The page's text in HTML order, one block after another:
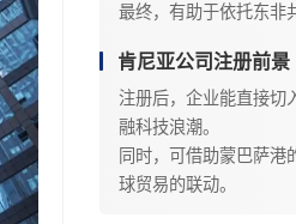
最终，有助于依托东非
肯尼亚公司注册前景
注册后，企业能直接切
融科技浪潮。
同时，可借助蒙巴萨港
球贸易的联动。